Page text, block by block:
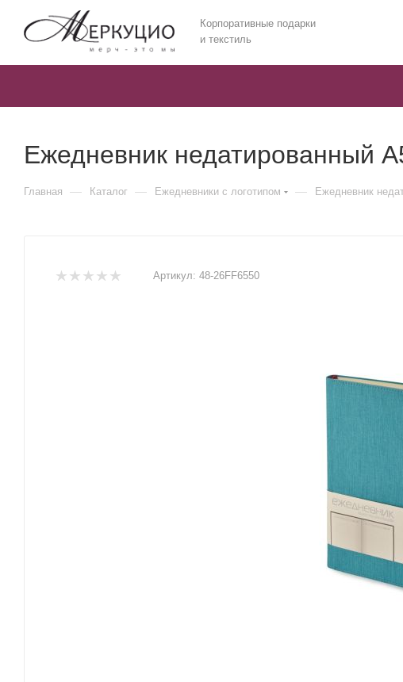
Корпоративные подарки
и текстиль
Ежедневник недатированный
Главная — Каталог — Ежедневники c логотипом — Ежедневник
Артикул: 48-26FF6550